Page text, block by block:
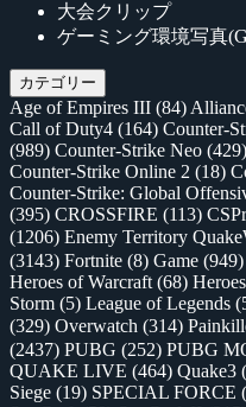
大会クリップ
ゲーミング環境写真
カテゴリー
Age of Empires III (84)
Call of Duty4 (164) Counter-
(989) Counter-Strike Neo (429)
Counter-Strike Online 2 (18)
Counter-Strike: Global
(395) CROSSFIRE (113)
(1206) Enemy Territory
(3143) Fortnite (8) Game (949)
Heroes of Warcraft (68)
Storm (5) League of Legends
(329) Overwatch (314)
(2437) PUBG (252) PUBG
QUAKE LIVE (464) Quake3
Siege (19) SPECIAL FORCE